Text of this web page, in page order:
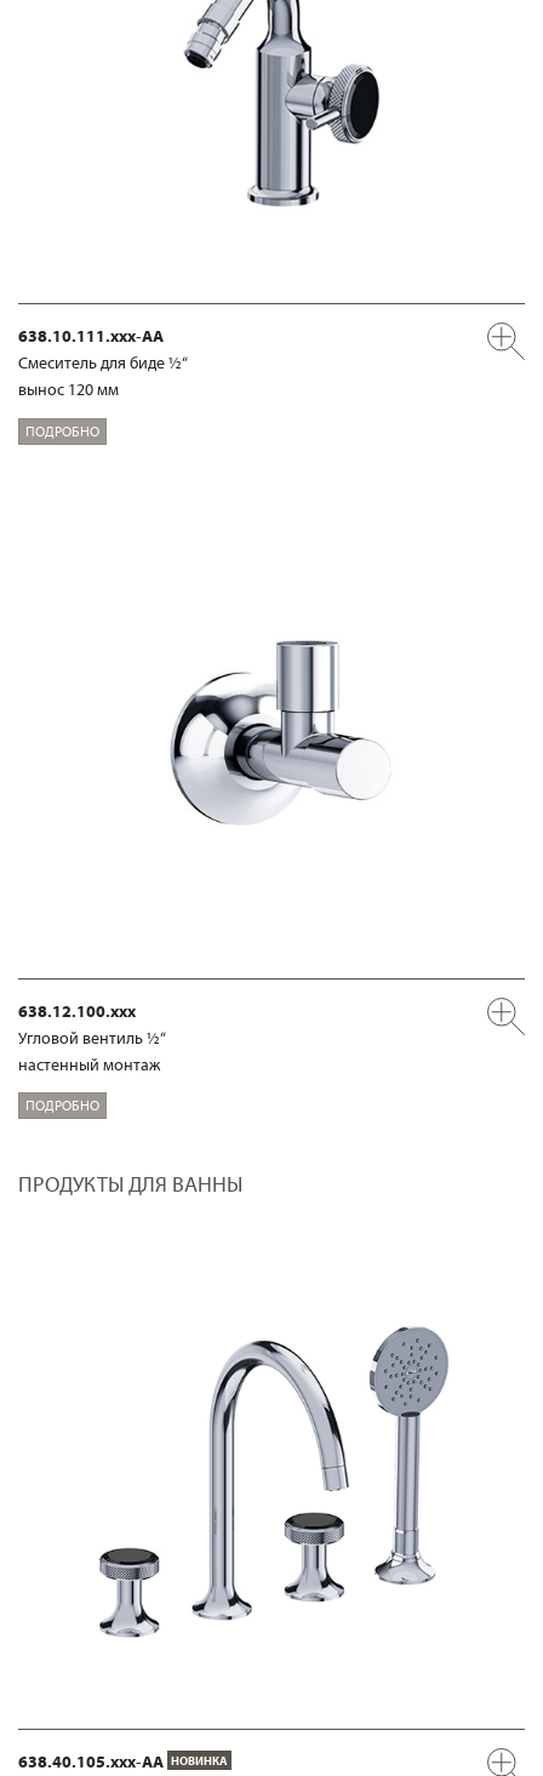
638.10.111.xxx-AA
Смеситель для биде ½“
вынос 120 мм
ПОДРОБНО
638.12.100.xxx
Угловой вентиль ½“
настенный монтаж
ПОДРОБНО
ПРОДУКТЫ ДЛЯ ВАННЫ
638.40.105.xxx-AA НОВИНКА